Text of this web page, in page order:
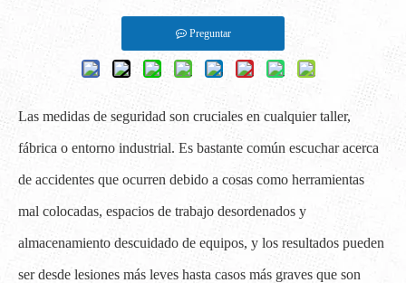
Preguntar
Las medidas de seguridad son cruciales en cualquier taller,
fábrica o entorno industrial. Es bastante común escuchar acerca
de accidentes que ocurren debido a cosas como herramientas
mal colocadas, espacios de trabajo desordenados y
almacenamiento descuidado de equipos, y los resultados pueden
ser desde lesiones más leves hasta casos más graves que son